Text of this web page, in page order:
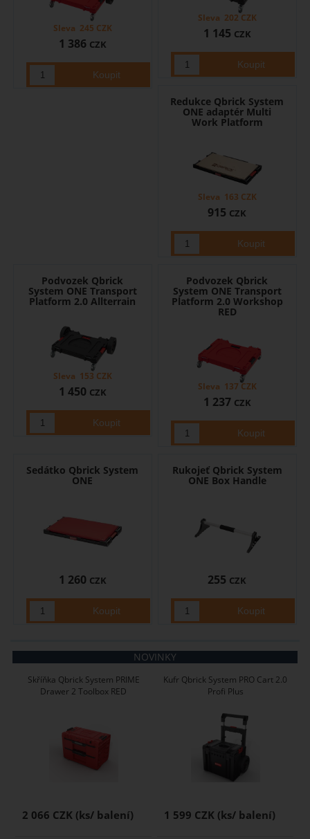
1 386 CZK
Sleva 245 CZK 1 145 CZK
Sleva 202 CZK
Redukce Qbrick System
ONE adaptér Multi
Work Platform
915 CZK
Sleva 163 CZK
Podvozek Qbrick
System ONE Transport
Platform 2.0 Allterrain
1 450 CZK
Sleva 153 CZK
Podvozek Qbrick
System ONE Transport
Platform 2.0 Workshop
RED
1 237 CZK
Sleva 137 CZK
Sedátko Qbrick System
ONE
1 260 CZK
Rukojeť Qbrick System
ONE Box Handle
255 CZK
NOVINKY
Skříňka Qbrick System PRIME
Drawer 2 Toolbox RED
2 066 CZK
Kufr Qbrick System PRO Cart 2.0
Profi Plus
1 599 CZK